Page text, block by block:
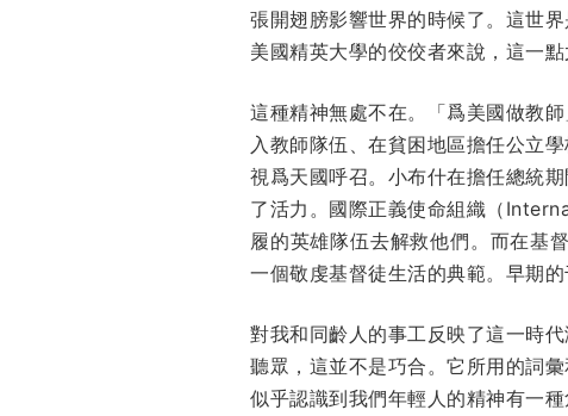
張開翅膀影響世界的時候了。這世
美國精英大學的佼佼者來說，這一點
這種精神無處不在。「爲美國做教
入教師隊伍、在貧困地區擔任公立
視爲天國呼召。小布什在擔任總統
了活力。國際正義使命組織（
履的英雄隊伍去解救他們。而在基
一個敬虔基督徒生活的典範。早期
對我和同齡人的事工反映了這一時
聽眾，這並不是巧合。它所用的詞
似乎認識到我們年輕人的精神有一